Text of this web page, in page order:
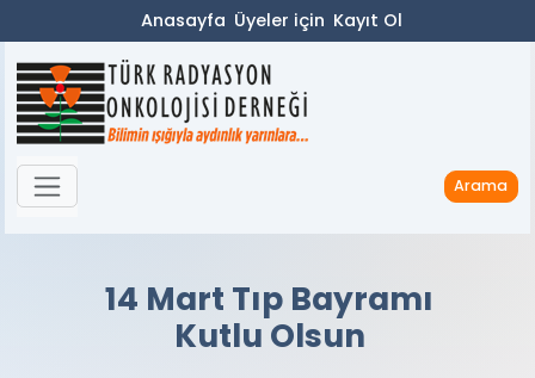
Anasayfa Üyeler için Kayıt Ol
Arama
14 Mart Tıp Bayramı
Kutlu Olsun